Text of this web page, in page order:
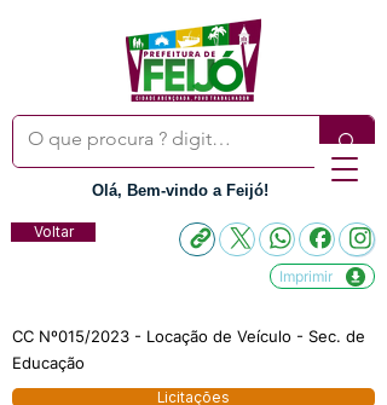
Olá, Bem-vindo a Feijó!
Voltar
Imprimir
CC Nº015/2023 - Locação de Veículo - Sec. de
Educação
Licitações